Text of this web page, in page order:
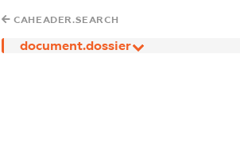
CAHEADER.SEARCH
document.dossier